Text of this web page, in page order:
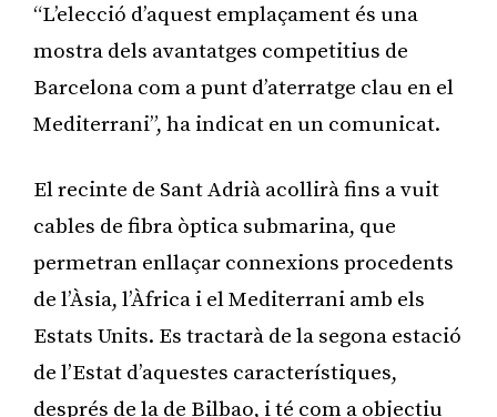
“L’elecció d’aquest emplaçament és una
mostra dels avantatges competitius de
Barcelona com a punt d’aterratge clau en el
Mediterrani”, ha indicat en un comunicat.
El recinte de Sant Adrià acollirà fins a vuit
cables de fibra òptica submarina, que
permetran enllaçar connexions procedents
de l’Àsia, l’Àfrica i el Mediterrani amb els
Estats Units. Es tractarà de la segona estació
de l’Estat d’aquestes característiques,
després de la de Bilbao, i té com a objectiu